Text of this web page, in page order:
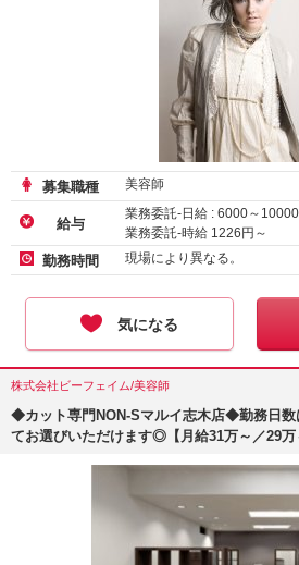
募集職種 美容師
給与
業務委託-日給 : 6000～ 10000
業務委託-時給 1226 円～
業務委託-日給10000
勤務時間 現場により異なる。
気になる
株式会社ビーフェイム/美容師
◆カット専門NON-Sマルイ志木店◆勤務日数
てお選びいただけます◎【月給31万～／29万